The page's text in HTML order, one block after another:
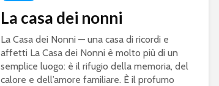
La casa dei nonni
La Casa dei Nonni — una casa di ricordi e
affetti La Casa dei Nonni è molto più di un
semplice luogo: è il rifugio della memoria, del
calore e dell’amore familiare. È il profumo